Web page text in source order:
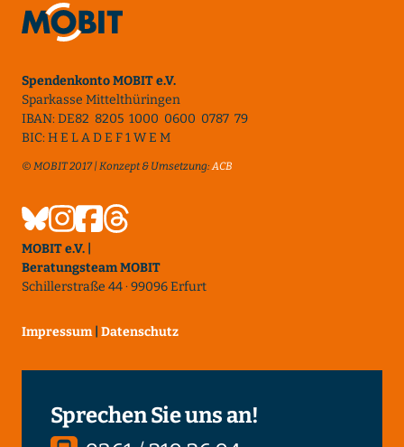
Spendenkonto MOBIT e.V.
Sparkasse Mittelthüringen
IBAN: DE82 8205 1000 0600 0787 79
BIC: H E L A D E F 1 W E M
© MOBIT 2017 | Konzept & Umsetzung:ACB
MOBIT e.V. |
Beratungsteam MOBIT
Schillerstraße 44 · 99096 Erfurt
Impressum Datenschutz
Sprechen Sie uns an!